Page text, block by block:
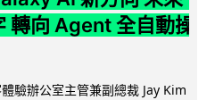
轉向 Agent 全自動操
驗辦公室主管兼副總裁 Jay Kim